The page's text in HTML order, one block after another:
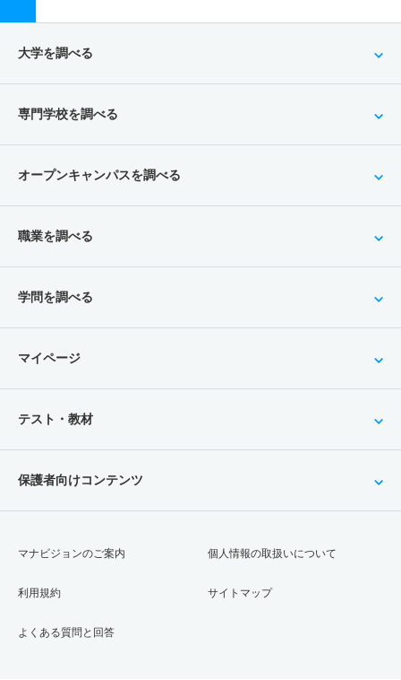
大学を調べる
専門学校を調べる
オープンキャンパスを調べる
職業を調べる
学問を調べる
マイページ
テスト・教材
保護者向けコンテンツ
マナビジョンのご案内
利用規約
よくある質問と回答
個人情報の取扱いについて
サイトマップ